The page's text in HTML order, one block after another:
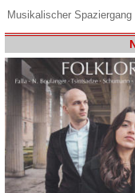
Musikalischer